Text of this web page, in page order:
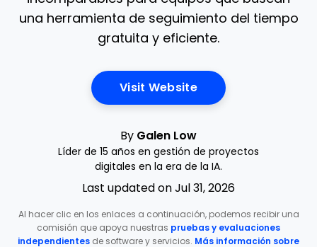
una herramienta de seguimiento del tiempo
gratuita y eficiente.
Visit WebsiteOpens New Window
By Galen Low
Líder de 15 años en gestión de proyectos
digitales en la era de la IA.
Last updated on Jul 31, 2026
Al hacer clic en los enlaces a continuación, podemos recibir una
comisión que apoya nuestras pruebas y evaluaciones
independientes de software y servicios. Más información sobre